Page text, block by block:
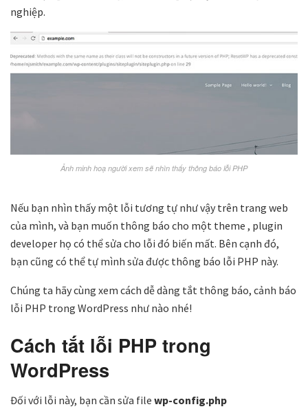
nghiệp.
Ảnh minh hoạ người xem sẽ nhìn thấy thông báo lỗi PHP
Nếu bạn nhìn thấy một lỗi tương tự như vậy trên trang web
của mình, và bạn muốn thông báo cho một theme , plugin
developer họ có thể sửa cho lỗi đó biến mất. Bên cạnh đó,
bạn cũng có thể tự mình sửa được thông báo lỗi PHP này.
Chúng ta hãy cùng xem cách dễ dàng tắt thông báo, cảnh báo
lỗi PHP trong WordPress như nào nhé!
Cách tắt lỗi PHP trong
WordPress
Đối với lỗi này, bạn cần sửa file wp-config.php